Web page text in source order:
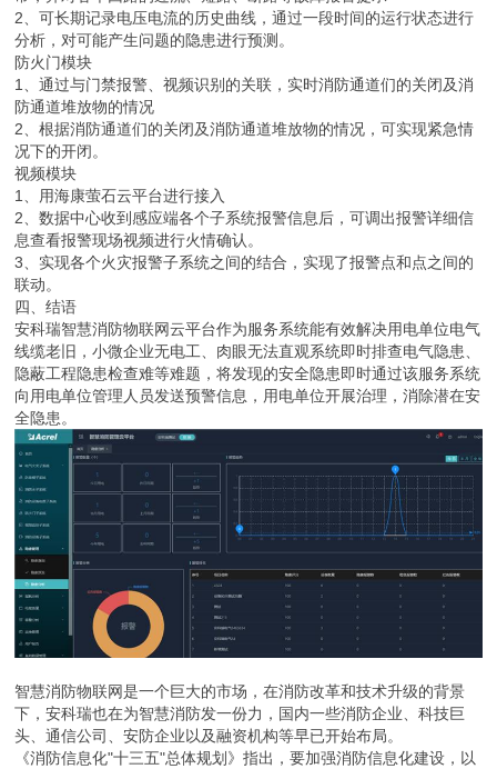
2、可长期记录电压电流的历史曲线，通过一段时间的运行状态进行
分析，对可能产生问题的隐患进行预测。
防火门模块
1、通过与门禁报警、视频识别的关联，实时消防通道们的关闭及消
防通道堆放物的情况
2、根据消防通道们的关闭及消防通道堆放物的情况，可实现紧急情
况下的开闭。
视频模块
1、用海康萤石云平台进行接入
2、数据中心收到感应端各个子系统报警信息后，可调出报警详细信
息查看报警现场视频进行火情确认。
3、实现各个火灾报警子系统之间的结合，实现了报警点和点之间的
联动。
四、结语
安科瑞智慧消防物联网云平台作为服务系统能有效解决用电单位电气
线缆老旧，小微企业无电工、肉眼无法直观系统即时排查电气隐患、
隐蔽工程隐患检查难等难题，将发现的安全隐患即时通过该服务系统
向用电单位管理人员发送预警信息，用电单位开展治理，消除潜在安
全隐患。
智慧消防物联网是一个巨大的市场，在消防改革和技术升级的背景
下，安科瑞也在为智慧消防发一份力，国内一些消防企业、科技巨
头、通信公司、安防企业以及融资机构等早已开始布局。
《消防信息化"十三五"总体规划》指出，要加强消防信息化建设，以